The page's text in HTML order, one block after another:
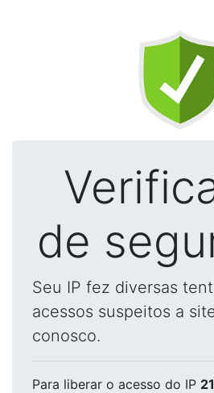
de
Seu IP fez diversas
acessos suspeitos a
conosco.
Para liberar o acesso do IP